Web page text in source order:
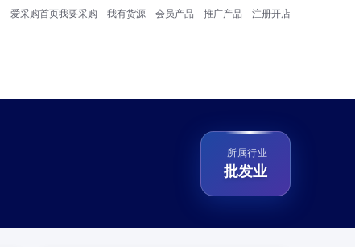
爱采购首页我要采购 我有货源 会员产品 推广产品 注册开店
所属行业
批发业